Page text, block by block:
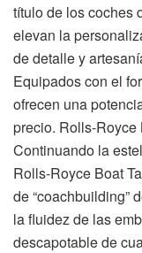
título de los coches
elevan la
de detalle y
Equipados con el
ofrecen una
precio. Rolls-Royce
Continuando la
Rolls-Royce Boat
de “coachbuilding”
la fluidez de las
descapotable de